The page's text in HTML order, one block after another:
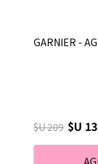
GARNIER -
$U 209 $U